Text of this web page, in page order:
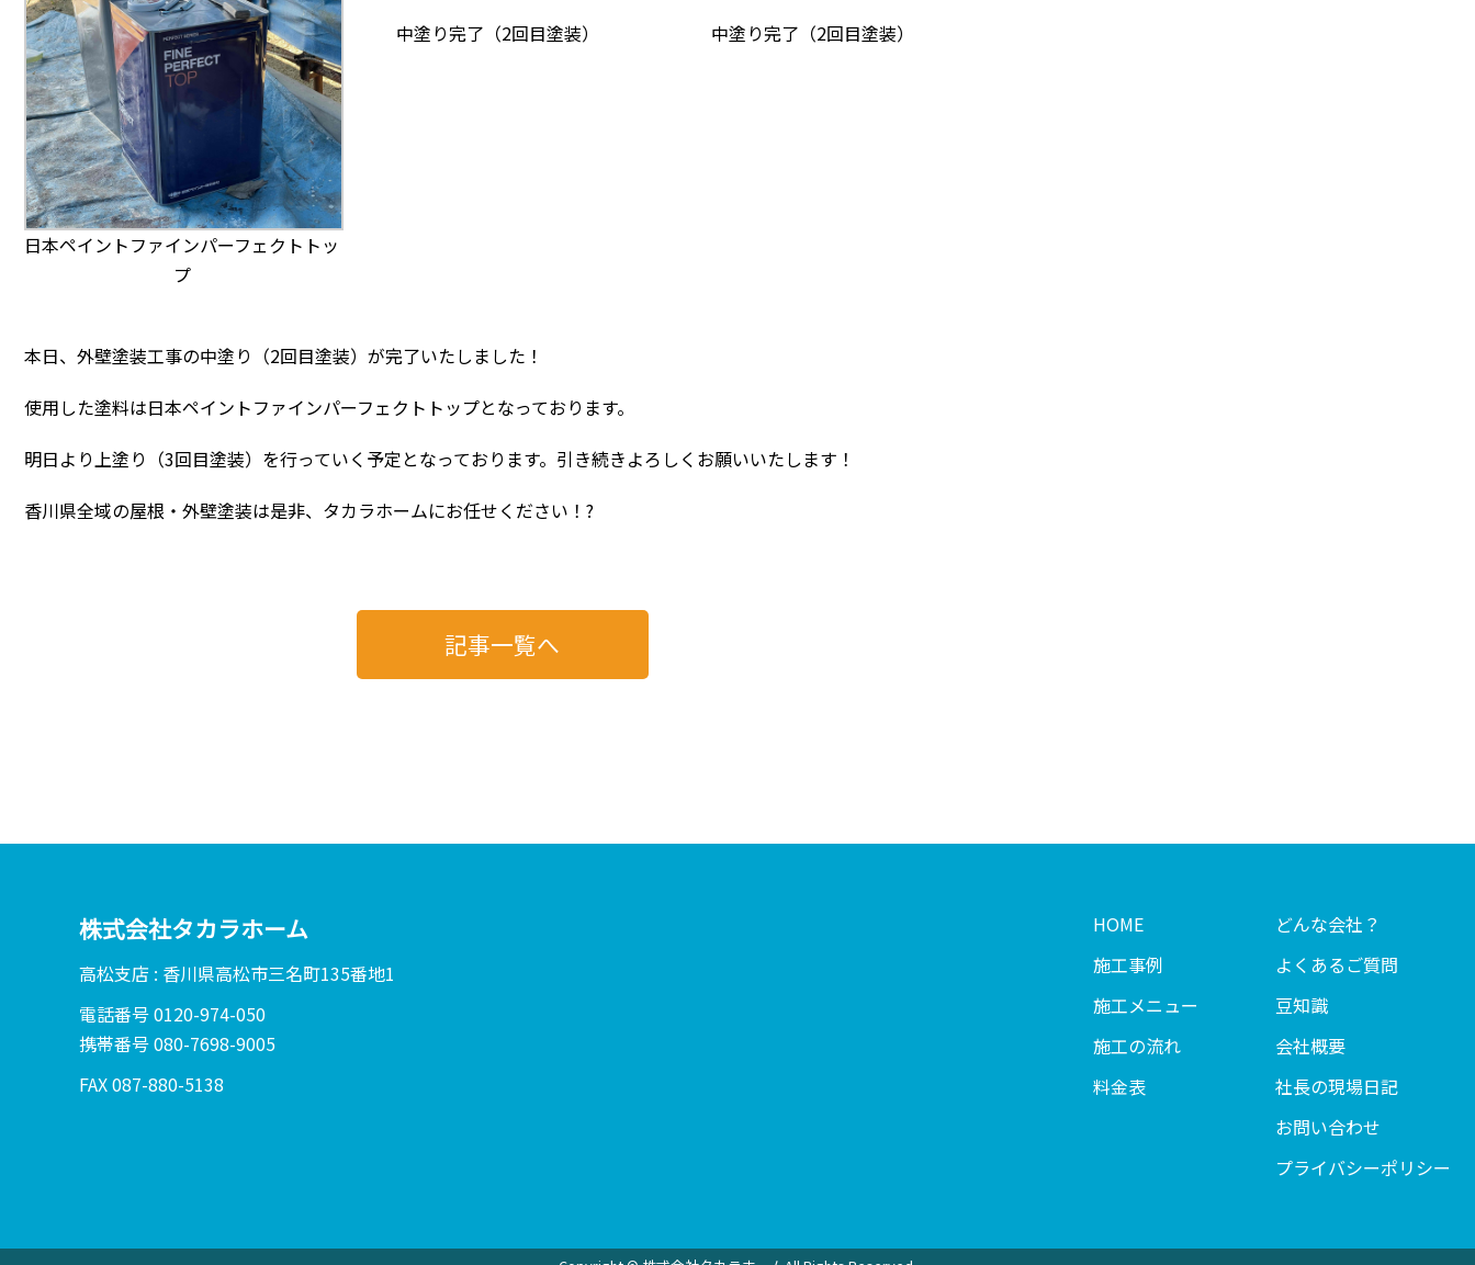
日本ペイントファインパーフェクトトッ
プ
中塗り完了（2回目塗装） 中塗り完了（2回目塗装）
本日、外壁塗装工事の中塗り（2回目塗装）が完了いたしました！
使用した塗料は日本ペイントファインパーフェクトトップとなっております。
明日より上塗り（3回目塗装）を行っていく予定となっております。引き続きよろしくお願いいたします！
香川県全域の屋根・外壁塗装は是非、タカラホームにお任せください！?
記事一覧へ
株式会社タカラホーム
高松支店 : 香川県高松市三名町135番地1
電話番号 0120-974-050
携帯番号 080-7698-9005
FAX 087-880-5138
HOME
施工事例
施工メニュー
施工の流れ
料金表
どんな会社？
よくあるご質問
豆知識
会社概要
社長の現場日記
お問い合わせ
プライバシーポリシー